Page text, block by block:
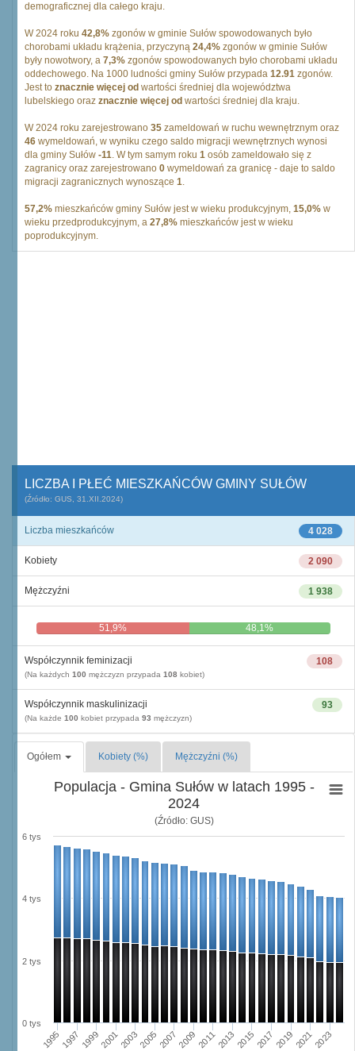
demograficznej dla całego kraju.
W 2024 roku 42,8% zgonów w gminie Sułów spowodowanych było
chorobami układu krążenia, przyczyną 24,4% zgonów w gminie Sułów
były nowotwory, a 7,3% zgonów spowodowanych było chorobami układu
oddechowego. Na 1000 ludności gminy Sułów przypada 12.91 zgonów.
Jest to znacznie więcej od wartości średniej dla województwa
lubelskiego oraz znacznie więcej od wartości średniej dla kraju.
W 2024 roku zarejestrowano 35 zameldowań w ruchu wewnętrznym oraz
46 wymeldowań, w wyniku czego saldo migracji wewnętrznych wynosi
dla gminy Sułów -11. W tym samym roku 1 osób zameldowało się z
zagranicy oraz zarejestrowano 0 wymeldowań za granicę - daje to saldo
migracji zagranicznych wynoszące 1.
57,2% mieszkańców gminy Sułów jest w wieku produkcyjnym, 15,0% w
wieku przedprodukcyjnym, a 27,8% mieszkańców jest w wieku
poprodukcyjnym.
LICZBA I PŁEĆ MIESZKAŃCÓW GMINY SUŁÓW
(Źródło: GUS, 31.XII.2024)
4 028
Liczba mieszkańców
2 090
Kobiety
1 938
Mężczyźni
51,9% 48,1%
108
Współczynnik feminizacji
(Na każdych 100 mężczyzn przypada 108 kobiet)
93
Współczynnik maskulinizacji
(Na każde 100 kobiet przypada 93 mężczyzn)
Ogółem Kobiety (%) Mężczyźni (%)
Populacja - Gmina Sułów w latach 1995 -
2024
(Źródło: GUS)
19951997 1999200120032005200720092011201320152017 201920212023
0 tys
2 tys
4 tys
6 tys